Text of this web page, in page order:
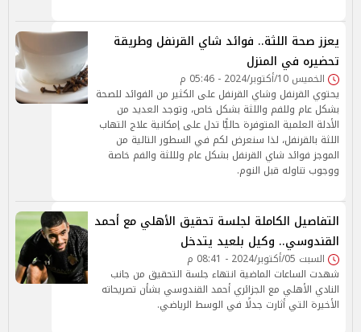
يعزز صحة اللثة.. فوائد شاي القرنفل وطريقة
تحضيره في المنزل
الخميس 10/أكتوبر/2024 - 05:46 م
يحتوي القرنفل وشاي القرنفل على الكثير من الفوائد للصحة
بشكل عام وللفم واللثة بشكل خاص، وتوجد العديد من
الأدلة العلمية المتوفرة حاليًّا تدل على إمكانية علاج التهاب
اللثة بالقرنفل، لذا سنعرض لكم في السطور التالية من
الموجز فوائد شاي القرنفل بشكل عام ولللثة والفم خاصة
ووجوب تناوله قبل النوم.
التفاصيل الكاملة لجلسة تحقيق الأهلي مع أحمد
القندوسي.. وكيل بلعيد يتدخل
السبت 05/أكتوبر/2024 - 08:41 م
شهدت الساعات الماضية انتهاء جلسة التحقيق من جانب
النادي الأهلي مع الجزائري أحمد القندوسي بشأن تصريحاته
الأخيرة التي أثارت جدلًا في الوسط الرياضي.